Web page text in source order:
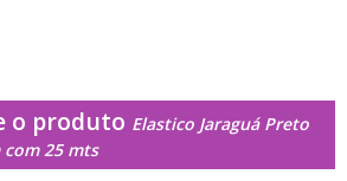
o produto Elastico Jaraguá Preto
25 mts